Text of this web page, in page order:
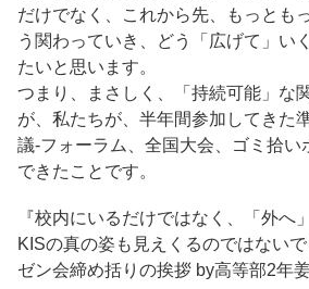
だけでなく、これから先、もっとも
う関わっていき、どう「広げて」い
たいと思います。
つまり、まさしく、「持続可能」な
が、私たちが、半年間参加してきた
議-フォーラム、全国大会、ゴミ拾い
できたことです。
『校内にいるだけではなく、「外へ
KISの真の姿も見えくるのではない
ゼン会締め括りの挨拶 by高等部2年